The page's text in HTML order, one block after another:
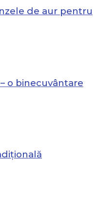
de aur pentru
o binecuvântare